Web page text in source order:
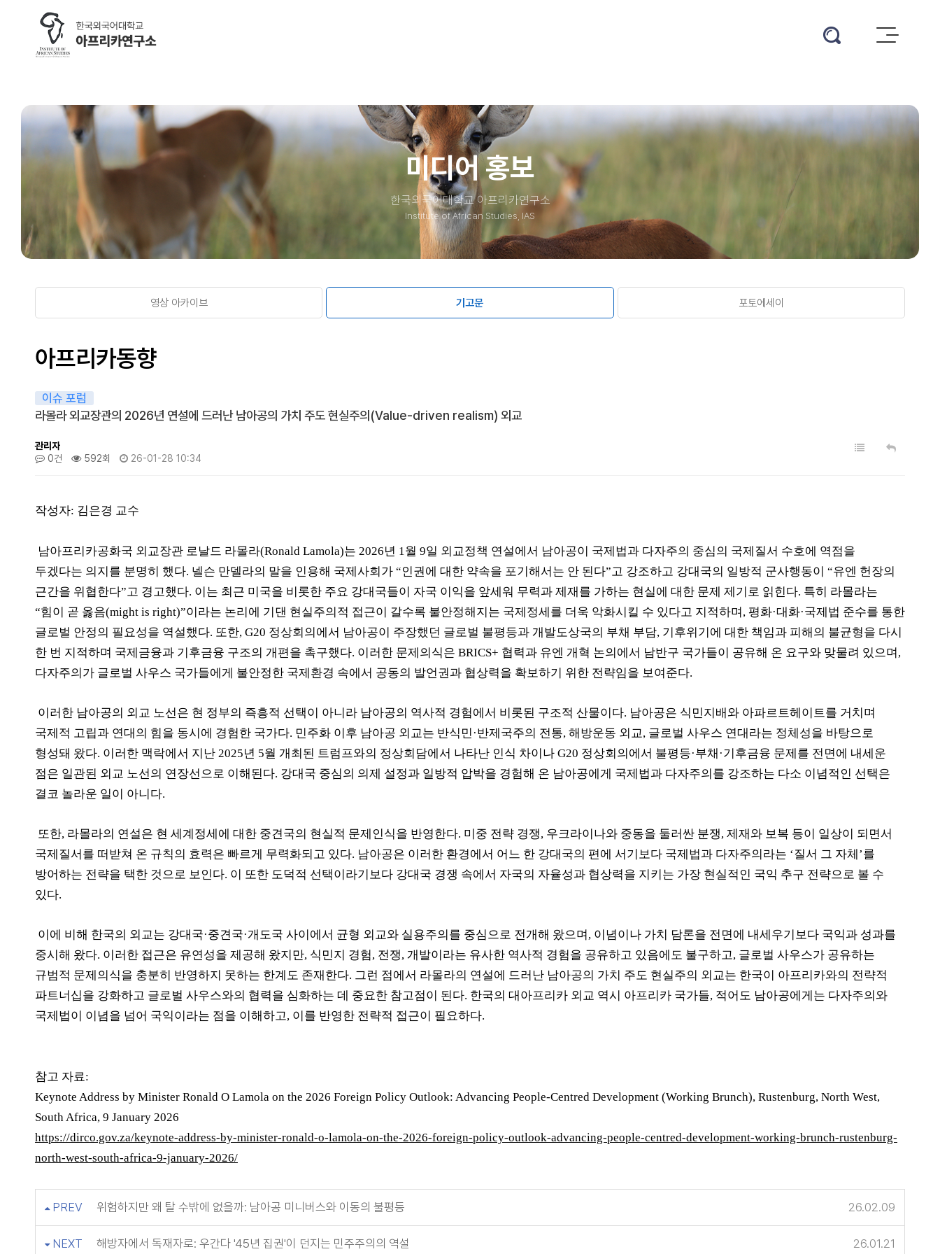
google-site-verification=nOyR9skzgdddjILJnrgPJ5q0zrvGFmSstVMIjrqOp-o
#DaumWebMasterTool:fd9c4577394d66bb77a0fd9322cb0fb1370972b1204e55f6e294b02357363455:fSv83PkBeQLlCIZdw+MNKg==
학술지 (AJAS)
Review process
Editorial board
Author guidelines
Call for papers
Search articles
언론 보도
연구소활동
연구소 운영
문서
동영상
녹취
기타
미디어 홍보
한국외국어대학교 아프리카연구소
Institute of African Studies, IAS
영상 아카이브 기고문 포토에세이
아프리카동향
이슈 포럼
라몰라 외교장관의 2026년 연설에 드러난 남아공의 가치 주도 현실주의(Value-driven realism) 외교
관리자
0건
592회 26-01-28 10:34
작성자: 김은경 교수
남아프리카공화국 외교장관 로날드 라몰라(Ronald Lamola)는 2026년 1월 9일 외교정책 연설에서 남아공이 국제법과 다자주의 중심의 국제질서 수호에 역점을
두겠다는 의지를 분명히 했다. 넬슨 만델라의 말을 인용해 국제사회가 “인권에 대한 약속을 포기해서는 안 된다”고 강조하고 강대국의 일방적 군사행동이 “유엔 헌장의
근간을 위협한다”고 경고했다. 이는 최근 미국을 비롯한 주요 강대국들이 자국 이익을 앞세워 무력과 제재를 가하는 현실에 대한 문제 제기로 읽힌다. 특히 라몰라는
“힘이 곧 옳음(might is right)”이라는 논리에 기댄 현실주의적 접근이 갈수록 불안정해지는 국제정세를 더욱 악화시킬 수 있다고 지적하며 , 평화·대화·국제법 준수를 통한
글로벌 안정의 필요성을 역설했다. 또한, G20 정상회의에서 남아공이 주장했던 글로벌 불평등과 개발도상국의 부채 부담, 기후위기에 대한 책임과 피해의 불균형을 다시
한 번 지적하며 국제금융과 기후금융 구조의 개편을 촉구했다. 이러한 문제의식은 BRICS+ 협력과 유엔 개혁 논의에서 남반구 국가들이 공유해 온 요구와 맞물려 있으며 ,
다자주의가 글로벌 사우스 국가들에게 불안정한 국제환경 속에서 공동의 발언권과 협상력을 확보하기 위한 전략임을 보여준다.
이러한 남아공의 외교 노선은 현 정부의 즉흥적 선택이 아니라 남아공의 역사적 경험에서 비롯된 구조적 산물이다. 남아공은 식민지배와 아파르트헤이트를 거치며
국제적 고립과 연대의 힘을 동시에 경험한 국가다. 민주화 이후 남아공 외교는 반식민 ·반제국주의 전통, 해방운동 외교, 글로벌 사우스 연대라는 정체성을 바탕으로
형성돼 왔다. 이러한 맥락에서 지난 2025년 5월 개최된 트럼프와의 정상회담에서 나타난 인식 차이나 G20 정상회의에서 불평등·부채 ·기후금융 문제를 전면에 내세운
점은 일관된 외교 노선의 연장선으로 이해된다. 강대국 중심의 의제 설정과 일방적 압박을 경험해 온 남아공에게 국제법과 다자주의를 강조하는 다소 이념적인 선택은
결코 놀라운 일이 아니다.
또한, 라몰라의 연설은 현 세계정세에 대한 중견국의 현실적 문제인식을 반영한다. 미중 전략 경쟁, 우크라이나와 중동을 둘러싼 분쟁, 제재와 보복 등이 일상이 되면서
국제질서를 떠받쳐 온 규칙의 효력은 빠르게 무력화되고 있다. 남아공은 이러한 환경에서 어느 한 강대국의 편에 서기보다 국제법과 다자주의라는 ‘질서 그 자체 ’를
방어하는 전략을 택한 것으로 보인다. 이 또한 도덕적 선택이라기보다 강대국 경쟁 속에서 자국의 자율성과 협상력을 지키는 가장 현실적인 국익 추구 전략으로 볼 수
있다.
이에 비해 한국의 외교는 강대국·중견국·개도국 사이에서 균형 외교와 실용주의를 중심으로 전개해 왔으며 , 이념이나 가치 담론을 전면에 내세우기보다 국익과 성과를
중시해 왔다. 이러한 접근은 유연성을 제공해 왔지만, 식민지 경험, 전쟁, 개발이라는 유사한 역사적 경험을 공유하고 있음에도 불구하고, 글로벌 사우스가 공유하는
규범적 문제의식을 충분히 반영하지 못하는 한계도 존재한다. 그런 점에서 라몰라의 연설에 드러난 남아공의 가치 주도 현실주의 외교는 한국이 아프리카와의 전략적
파트너십을 강화하고 글로벌 사우스와의 협력을 심화하는 데 중요한 참고점이 된다. 한국의 대아프리카 외교 역시 아프리카 국가들, 적어도 남아공에게는 다자주의와
국제법이 이념을 넘어 국익이라는 점을 이해하고, 이를 반영한 전략적 접근이 필요하다.
참고 자료:
Keynote Address by Minister Ronald O Lamola on the 2026 Foreign Policy Outlook: Advancing People-Centred Development (Working Brunch), Rustenburg, North West,
South Africa, 9 January 2026
https://dirco.gov.za/keynote-address-by-minister-ronald-o-lamola-on-the-2026-foreign-policy-outlook-advancing-people-centred-development-working-brunch-rustenburg-
north-west-south-africa-9-january-2026/
PREV 위험하지만 왜 탈 수밖에 없을까: 남아공 미니버스와 이동의 불평등 26.02.09
NEXT 해방자에서 독재자로: 우간다 '45년 집권'이 던지는 민주주의의 역설 26.01.21